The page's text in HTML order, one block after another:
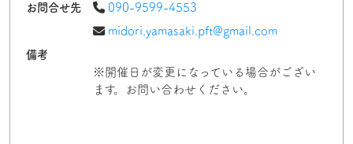
お問合せ先
090-9599-4553
midori.yamasaki.pft@gmail.com
備考
※開催日が変更になっている場合がござい
ます。お問い合わせください。